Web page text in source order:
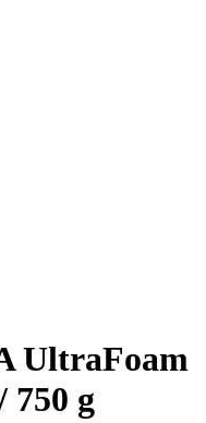
UltraFoam
750 g